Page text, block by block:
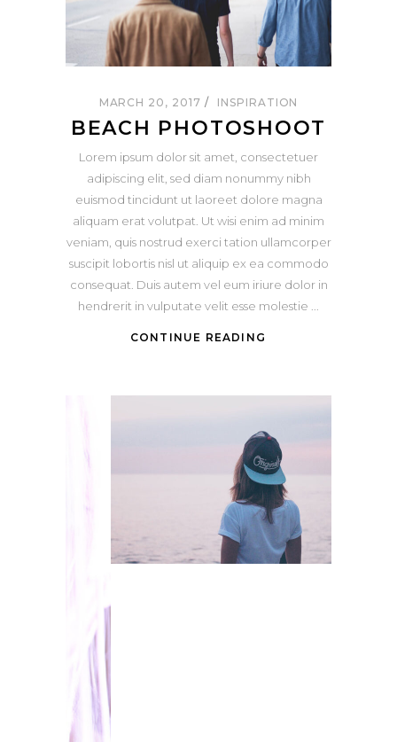
MARCH 20, 2017 INSPIRATION
BEACH PHOTOSHOOT
Lorem ipsum dolor sit amet, consectetuer
adipiscing elit, sed diam nonummy nibh
euismod tincidunt ut laoreet dolore magna
aliquam erat volutpat. Ut wisi enim ad minim
veniam, quis nostrud exerci tation ullamcorper
suscipit lobortis nisl ut aliquip ex ea commodo
consequat. Duis autem vel eum iriure dolor in
hendrerit in vulputate velit esse molestie
CONTINUE READING